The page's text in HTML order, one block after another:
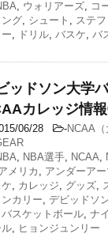
, ウォリアーズ, コ
グ, シュート , ステ
, ドリル, バスケ, バ
ッドソン大学
カレッジ情
06/28 -NCAA（
, NBA選手, NCAA,
メリカ , アンダーア
, カレッジ, グッズ,
カリー, デビッドソ
スケットボール, ナ
, ヒョンジュンリ